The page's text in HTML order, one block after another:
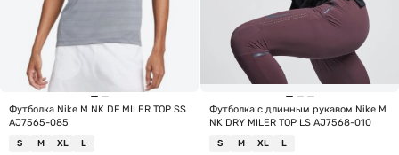
Футболка Nike M NK DF MILER TOP SS
AJ7565-085
S M XL L
Футболка с длинным рукавом Nike M
NK DRY MILER TOP LS AJ7568-010
S M XL L